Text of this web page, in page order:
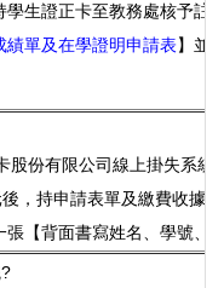
生證正卡至教務處核予註
績單及在學證明申請表】並
股份有限公司線上掛失系統
，持申請表單及繳費收據
【背面書寫姓名、學號、